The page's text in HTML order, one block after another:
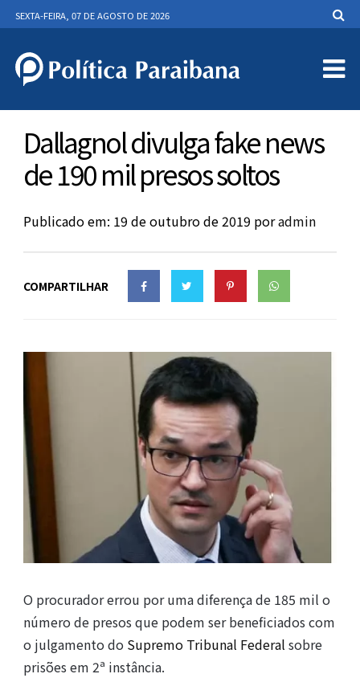
SEXTA-FEIRA, 07 DE AGOSTO DE 2026
Dallagnol divulga fake news
de 190 mil presos soltos
Publicado em: 19 de outubro de 2019 poradmin
COMPARTILHAR
O procurador errou por uma diferença de 185 mil o
número de presos que podem ser beneficiados com
o julgamento do Supremo Tribunal Federal sobre
prisões em 2ª instância.